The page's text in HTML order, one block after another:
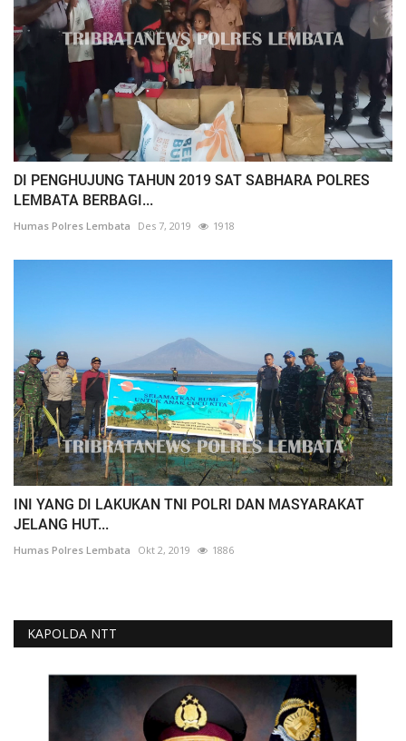
DI PENGHUJUNG TAHUN 2019 SAT SABHARA POLRES
LEMBATA BERBAGI...
Humas Polres Lembata Des 7, 2019 1918
INI YANG DI LAKUKAN TNI POLRI DAN MASYARAKAT
JELANG HUT...
Humas Polres Lembata Okt 2, 2019 1886
KAPOLDA NTT